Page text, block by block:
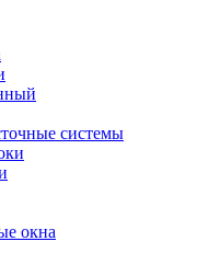
системы
окна